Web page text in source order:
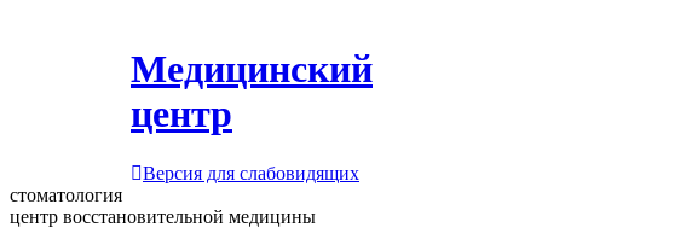
Медицинский
центр
Версия для слабовидящих
стоматология
центр восстановительной медицины